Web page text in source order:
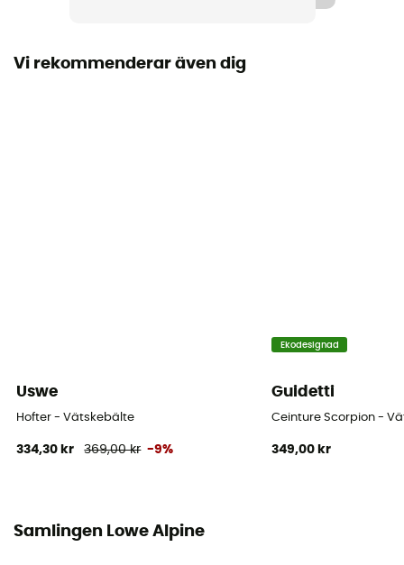
Vi rekommenderar även dig
Uswe
Hofter - Vätskebälte
334,30 kr 369,00 kr -9%
Ekodesignad
Guidetti
Ceinture Scorpion -
349,00 kr
Samlingen Lowe Alpine